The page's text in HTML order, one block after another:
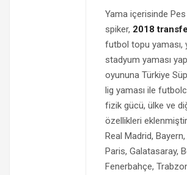
Yama içerisinde
spiker, 2018
futbol topu yaması,
stadyum yaması
oyununa Türkiye
lig yaması ile
fizik gücü, ülke ve
özellikleri
Real Madrid,
Paris, Galatasaray,
Fenerbahçe,